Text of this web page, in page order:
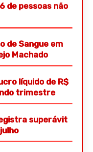
de pessoas não
de Sangue em
Machado
líquido de R$
trimestre
superávit